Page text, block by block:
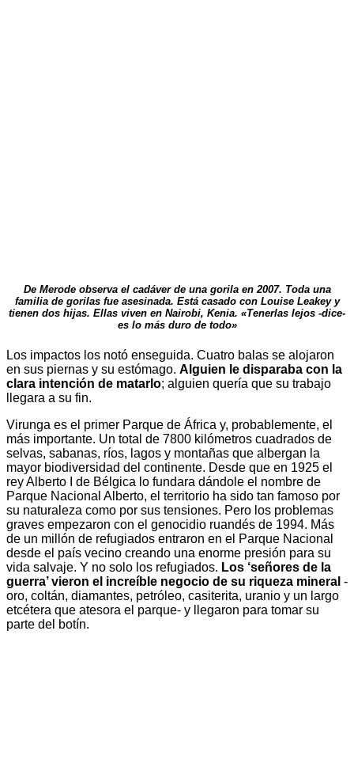
De Merode observa el cadáver de una gorila en 2007. Toda una
familia de gorilas fue asesinada. Está casado con Louise Leakey y
tienen dos hijas. Ellas viven en Nairobi, Kenia. «Tenerlas lejos -dice-
es lo más duro de todo»
Los impactos los notó enseguida. Cuatro balas se alojaron
en sus piernas y su estómago. Alguien le disparaba con la
clara intención de matarlo; alguien quería que su trabajo
llegara a su fin.
Virunga es el primer Parque de África y, probablemente, el
más importante. Un total de 7800 kilómetros cuadrados de
selvas, sabanas, ríos, lagos y montañas que albergan la
mayor biodiversidad del continente. Desde que en 1925 el
rey Alberto I de Bélgica lo fundara dándole el nombre de
Parque Nacional Alberto, el territorio ha sido tan famoso por
su naturaleza como por sus tensiones. Pero los problemas
graves empezaron con el genocidio ruandés de 1994. Más
de un millón de refugiados entraron en el Parque Nacional
desde el país vecino creando una enorme presión para su
vida salvaje. Y no solo los refugiados. Los ‘señores de la
guerra’ vieron el increíble negocio de su riqueza mineral -
oro, coltán, diamantes, petróleo, casiterita, uranio y un largo
etcétera que atesora el parque- y llegaron para tomar su
parte del botín.